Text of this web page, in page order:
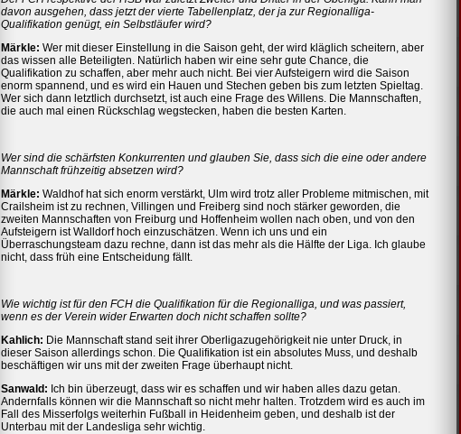
davon ausgehen, dass jetzt der vierte Tabellenplatz, der ja zur Regionalliga-
Qualifikation genügt, ein Selbstläufer wird?
Märkle: Wer mit dieser Einstellung in die Saison geht, der wird kläglich scheitern, aber
das wissen alle Beteiligten. Natürlich haben wir eine sehr gute Chance, die
Qualifikation zu schaffen, aber mehr auch nicht. Bei vier Aufsteigern wird die Saison
enorm spannend, und es wird ein Hauen und Stechen geben bis zum letzten Spieltag.
Wer sich dann letztlich durchsetzt, ist auch eine Frage des Willens. Die Mannschaften,
die auch mal einen Rückschlag wegstecken, haben die besten Karten.
Wer sind die schärfsten Konkurrenten und glauben Sie, dass sich die eine oder andere
Mannschaft frühzeitig absetzen wird?
Märkle: Waldhof hat sich enorm verstärkt, Ulm wird trotz aller Probleme mitmischen, mit
Crailsheim ist zu rechnen, Villingen und Freiberg sind noch stärker geworden, die
zweiten Mannschaften von Freiburg und Hoffenheim wollen nach oben, und von den
Aufsteigern ist Walldorf hoch einzuschätzen. Wenn ich uns und ein
Überraschungsteam dazu rechne, dann ist das mehr als die Hälfte der Liga. Ich glaube
nicht, dass früh eine Entscheidung fällt.
Wie wichtig ist für den FCH die Qualifikation für die Regionalliga, und was passiert,
wenn es der Verein wider Erwarten doch nicht schaffen sollte?
Kahlich: Die Mannschaft stand seit ihrer Oberligazugehörigkeit nie unter Druck, in
dieser Saison allerdings schon. Die Qualifikation ist ein absolutes Muss, und deshalb
beschäftigen wir uns mit der zweiten Frage überhaupt nicht.
Sanwald: Ich bin überzeugt, dass wir es schaffen und wir haben alles dazu getan.
Andernfalls können wir die Mannschaft so nicht mehr halten. Trotzdem wird es auch im
Fall des Misserfolgs weiterhin Fußball in Heidenheim geben, und deshalb ist der
Unterbau mit der Landesliga sehr wichtig.